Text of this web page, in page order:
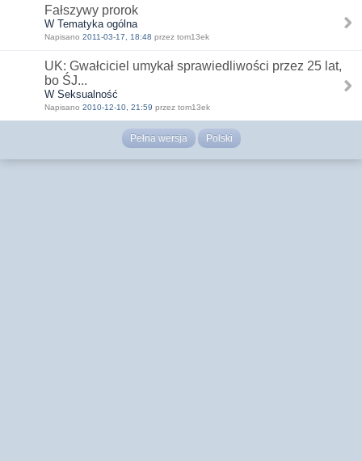
Fałszywy prorok
W Tematyka ogólna
Napisano 2011-03-17, 18:48 przez tom13ek
UK: Gwałciciel umykał sprawiedliwości przez 25 lat,
bo ŚJ...
W Seksualność
Napisano 2010-12-10, 21:59 przez tom13ek
Pełna wersja Polski